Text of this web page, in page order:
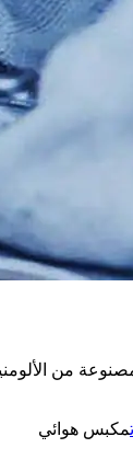
من
مكبس هوائي